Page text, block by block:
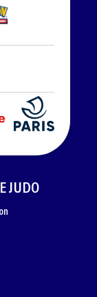
JUDO